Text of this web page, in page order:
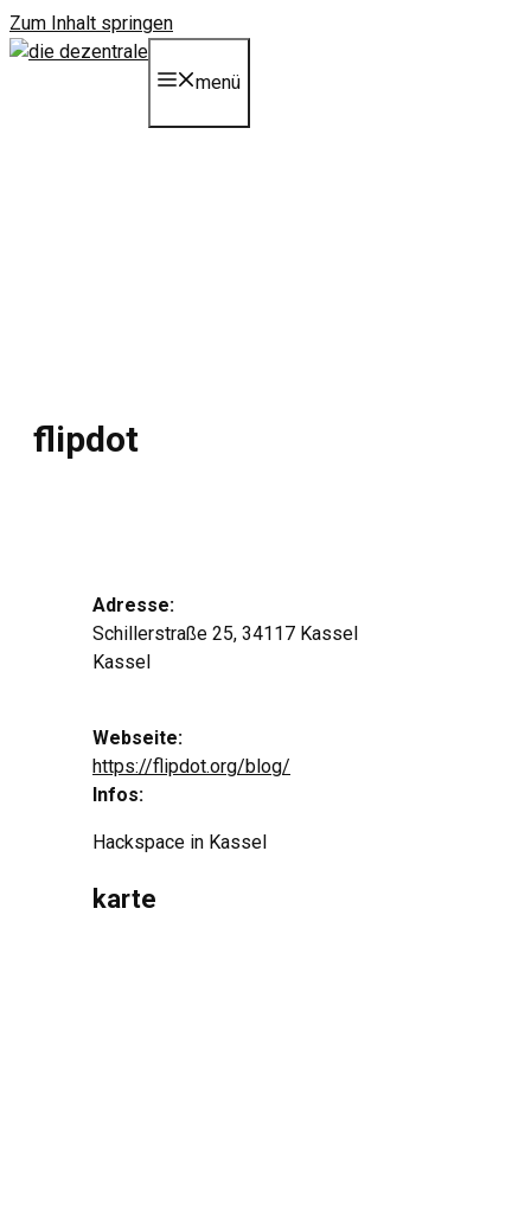
Zum Inhalt springen
menü
flipdot
Adresse:
Schillerstraße 25, 34117 Kassel
Kassel
Webseite:
https://flipdot.org/blog/
Infos:
Hackspace in Kassel
karte